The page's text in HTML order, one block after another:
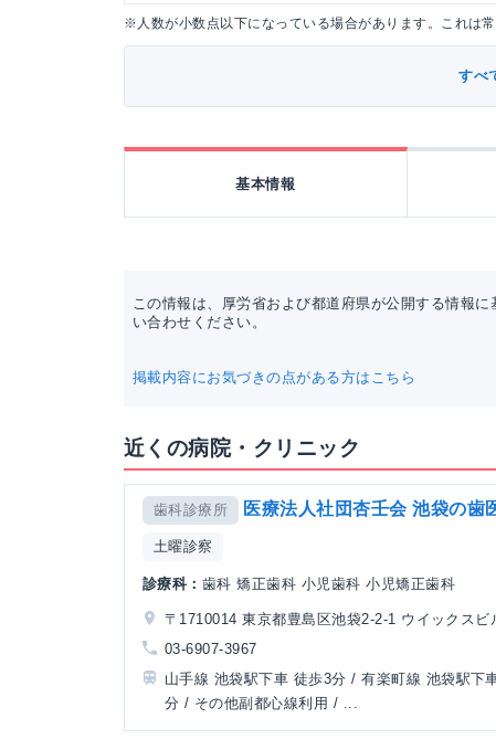
※人数が小数点以下になっている場合があります。これは
すべ
基本情報
この情報は、厚労省および都道府県が公開する情報
い合わせください。
掲載内容にお気づきの点がある方はこちら
近くの病院・クリニック
歯科診療所 医療法人社団杏壬会 池袋の歯
土曜診察
診療科： 歯科 矯正歯科 小児歯科 小児矯正歯科
〒1710014 東京都豊島区池袋2-2-1 ウイックスビ
03-6907-3967
山手線 池袋駅下車 徒歩3分 / 有楽町線 池袋駅下
分 / その他副都心線利用 / ...